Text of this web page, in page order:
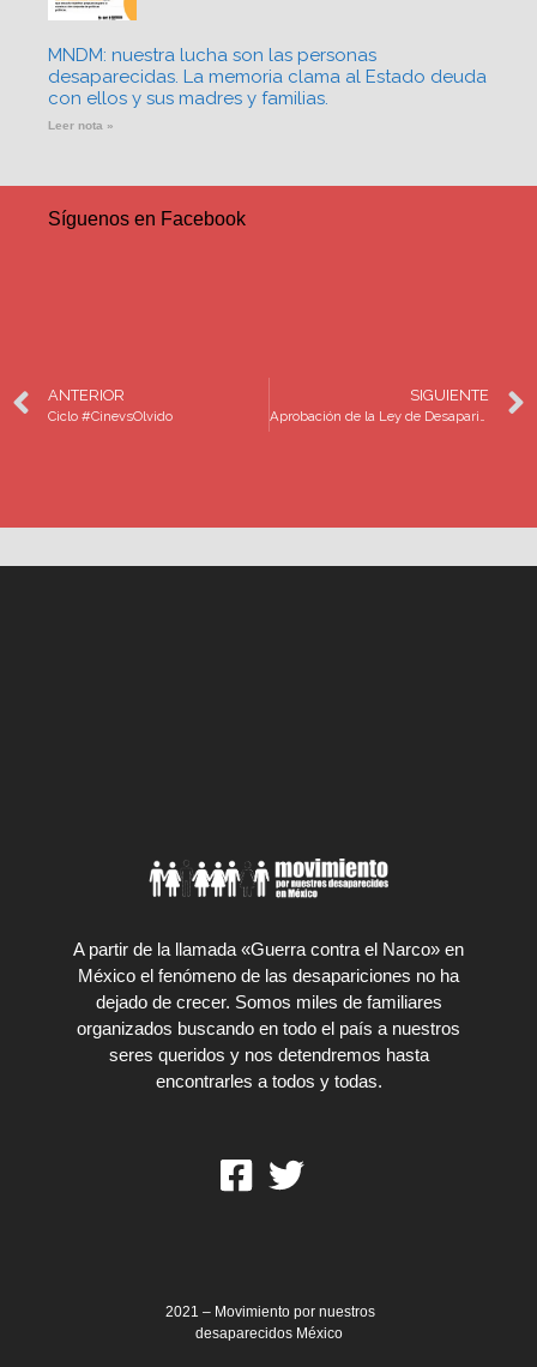
MNDM: nuestra lucha son las personas
desaparecidas. La memoria clama al Estado deuda
con ellos y sus madres y familias.
Leer nota »
Síguenos en Facebook
ANTERIOR
Ciclo #CinevsOlvido
SIGUIENTE
Aprobación de la Ley de Desaparición, una herramienta para enfrentar la grave crisis de desapariciones
A partir de la llamada «Guerra contra el Narco» en
México el fenómeno de las desapariciones no ha
dejado de crecer. Somos miles de familiares
organizados buscando en todo el país a nuestros
seres queridos y nos detendremos hasta
encontrarles a todos y todas.
2021 – Movimiento por nuestros
desaparecidos México